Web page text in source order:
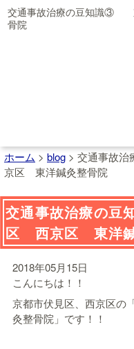
交通事故治療の豆知識③
骨院
ホーム > blog > 交通事故
京区 東洋鍼灸整骨院
交通事故治療の
区 西京区 東洋
2018年05月15日
こんにちは！！
京都市伏見区、西京区の
灸整骨院」です！！